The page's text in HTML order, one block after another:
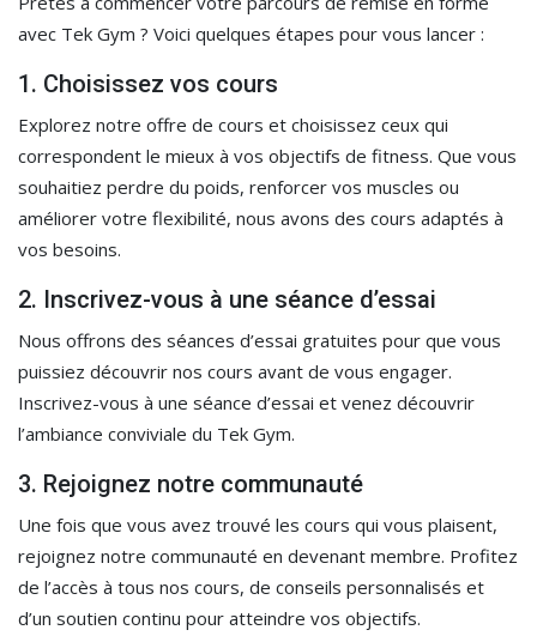
avec Tek Gym ? Voici quelques étapes pour vous lancer :
1. Choisissez vos cours
Explorez notre offre de cours et choisissez ceux qui
correspondent le mieux à vos objectifs de fitness. Que vous
souhaitiez perdre du poids, renforcer vos muscles ou
améliorer votre flexibilité, nous avons des cours adaptés à
vos besoins.
2. Inscrivez-vous à une séance d’essai
Nous offrons des séances d’essai gratuites pour que vous
puissiez découvrir nos cours avant de vous engager.
Inscrivez-vous à une séance d’essai et venez découvrir
l’ambiance conviviale du Tek Gym.
3. Rejoignez notre communauté
Une fois que vous avez trouvé les cours qui vous plaisent,
rejoignez notre communauté en devenant membre. Profitez
de l’accès à tous nos cours, de conseils personnalisés et
d’un soutien continu pour atteindre vos objectifs.